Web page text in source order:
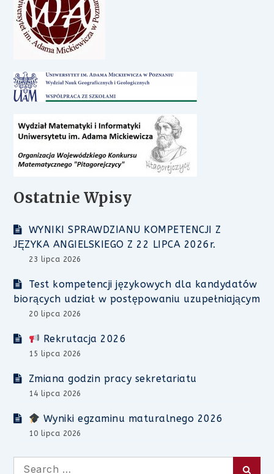
Ostatnie Wpisy
WYNIKI SPRAWDZIANU KOMPETENCJI Z
JĘZYKA ANGIELSKIEGO Z 22 LIPCA 2026r.
23 lipca 2026
Test kompetencji językowych dla kandydatów
biorących udział w postępowaniu uzupełniającym
20 lipca 2026
Rekrutacja 2026
15 lipca 2026
Zmiana godzin pracy sekretariatu
14 lipca 2026
Wyniki egzaminu maturalnego 2026
10 lipca 2026
Search